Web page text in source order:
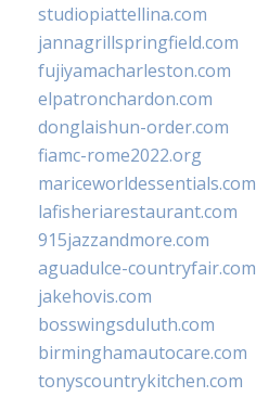
studiopiattellina.com
jannagrillspringfield.com
fujiyamacharleston.com
elpatronchardon.com
donglaishun-order.com
fiamc-rome2022.org
mariceworldessentials.com
lafisheriarestaurant.com
915jazzandmore.com
aguadulce-countryfair.com
jakehovis.com
bosswingsduluth.com
birminghamautocare.com
tonyscountrykitchen.com